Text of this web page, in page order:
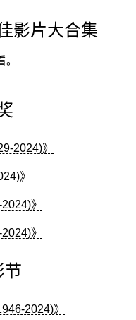
影片大合集
2024)》
》
》
》
节
2024)》